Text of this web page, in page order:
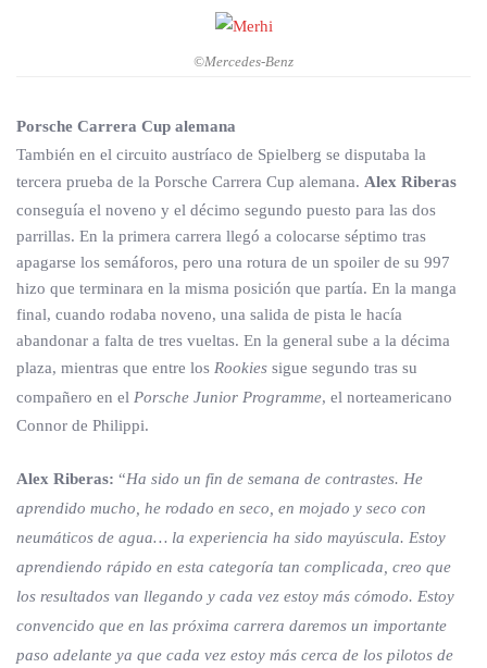
©Mercedes-Benz
Porsche Carrera Cup alemana
También en el circuito austríaco de Spielberg se disputaba la
tercera prueba de la Porsche Carrera Cup alemana. Alex Riberas
conseguía el noveno y el décimo segundo puesto para las dos
parrillas. En la primera carrera llegó a colocarse séptimo tras
apagarse los semáforos, pero una rotura de un spoiler de su 997
hizo que terminara en la misma posición que partía. En la manga
final, cuando rodaba noveno, una salida de pista le hacía
abandonar a falta de tres vueltas. En la general sube a la décima
plaza, mientras que entre los Rookies sigue segundo tras su
compañero en el Porsche Junior Programme, el norteamericano
Connor de Philippi.
Alex Riberas: “Ha sido un fin de semana de contrastes. He
aprendido mucho, he rodado en seco, en mojado y seco con
neumáticos de agua… la experiencia ha sido mayúscula. Estoy
aprendiendo rápido en esta categoría tan complicada, creo que
los resultados van llegando y cada vez estoy más cómodo. Estoy
convencido que en las próxima carrera daremos un importante
paso adelante ya que cada vez estoy más cerca de los pilotos de